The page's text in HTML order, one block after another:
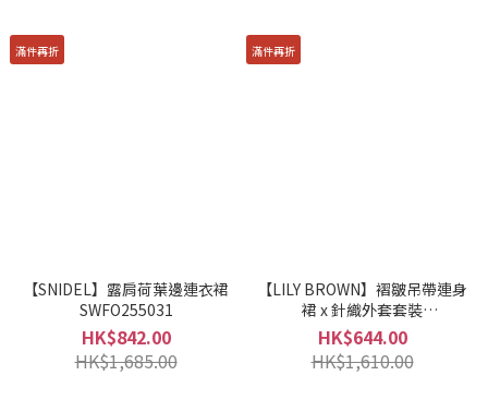
滿件再折
【SNIDEL】露肩荷葉邊連衣裙
SWFO255031
HK$842.00
HK$1,685.00
滿件再折
【LILY BROWN】褶皺吊帶連身
裙 x 針織外套套裝
LWNO235121
HK$644.00
HK$1,610.00